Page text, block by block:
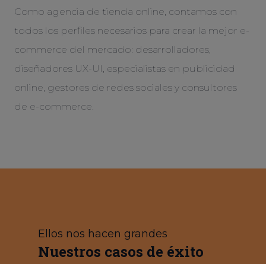
Como agencia de tienda online, contamos con
todos los perfiles necesarios para crear la mejor e-
commerce del mercado: desarrolladores,
diseñadores UX-UI, especialistas en publicidad
online, gestores de redes sociales y consultores
de e-commerce.
Ellos nos hacen grandes
Nuestros casos de éxito